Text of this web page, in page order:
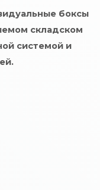
боксы
складском
системой и